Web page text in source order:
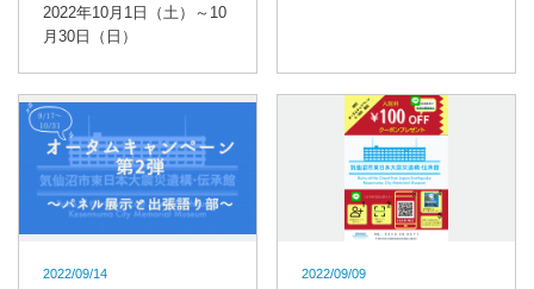
2022年10月1日（土）～10
月30日（日）
2022/09/14 2022/09/09